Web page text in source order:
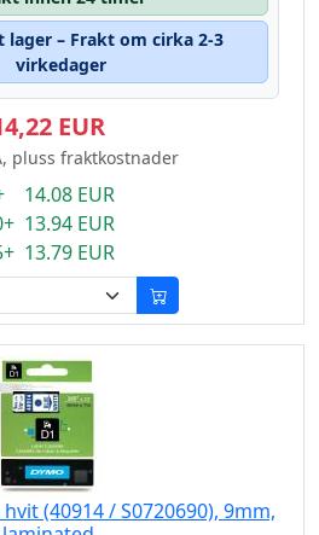
lager – Frakt om cirka 2-3
virkedager
EUR
pluss fraktkostnader
14.08 EUR
13.94 EUR
13.79 EUR
(40914 / S0720690), 9mm,